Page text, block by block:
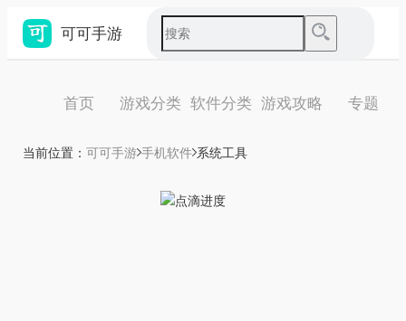
可可手游
首页 游戏分类 软件分类 游戏攻略 专题
当前位置： 可可手游 手机软件 系统工具